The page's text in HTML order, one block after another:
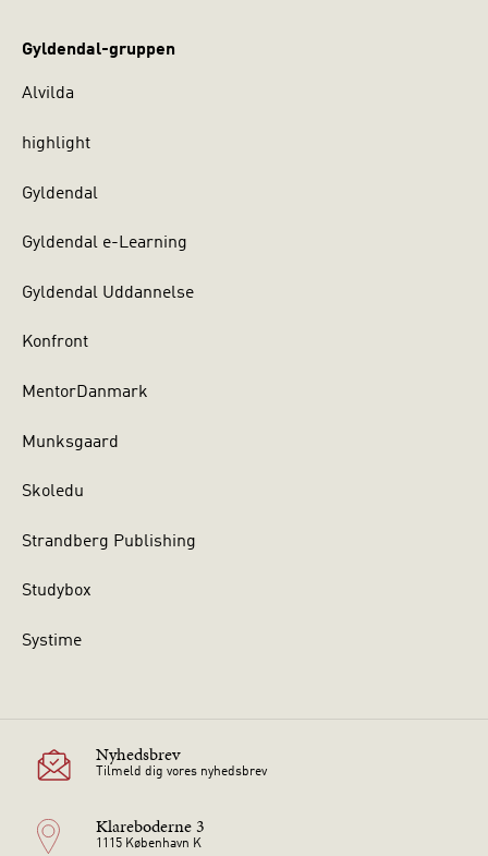
Gyldendal-gruppen
Alvilda
highlight
Gyldendal
Gyldendal e-Learning
Gyldendal Uddannelse
Konfront
MentorDanmark
Munksgaard
Skoledu
Strandberg Publishing
Studybox
Systime
Nyhedsbrev
Tilmeld dig vores nyhedsbrev
Klareboderne 3
1115 København K